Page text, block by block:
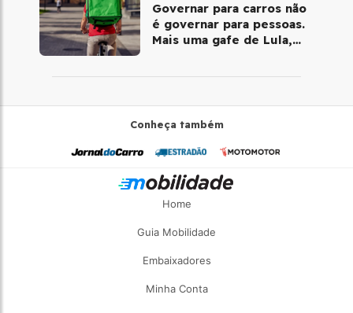
Governar para carros não
é governar para pessoas.
Mais uma gafe de Lula,
Conheça também
Home
Guia Mobilidade
Embaixadores
Minha Conta